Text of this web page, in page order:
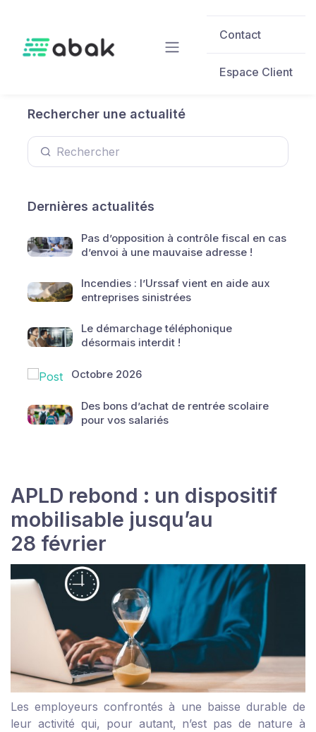
Contact
Espace Client
Rechercher une actualité
Dernières actualités
Pas d’opposition à contrôle fiscal en cas
d’envoi à une mauvaise adresse !
Incendies : l’Urssaf vient en aide aux
entreprises sinistrées
Le démarchage téléphonique
désormais interdit !
Octobre 2026
Des bons d’achat de rentrée scolaire
pour vos salariés
APLD rebond : un dispositif
mobilisable jusqu’au
28 février
Les employeurs confrontés à une baisse durable de
leur activité qui, pour autant, n’est pas de nature à